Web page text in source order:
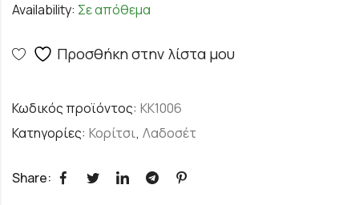
Availability: Σε απόθεμα
Προσθήκη στην λίστα μου
Κωδικός προϊόντος: ΚΚ1006
Κατηγορίες: Κορίτσι, Λαδοσέτ
Share: